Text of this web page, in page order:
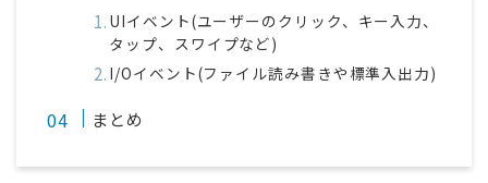
UIイベント(ユーザーのクリック、キー入力、
タップ、スワイプなど)
I/Oイベント(ファイル読み書きや標準入出力)
まとめ